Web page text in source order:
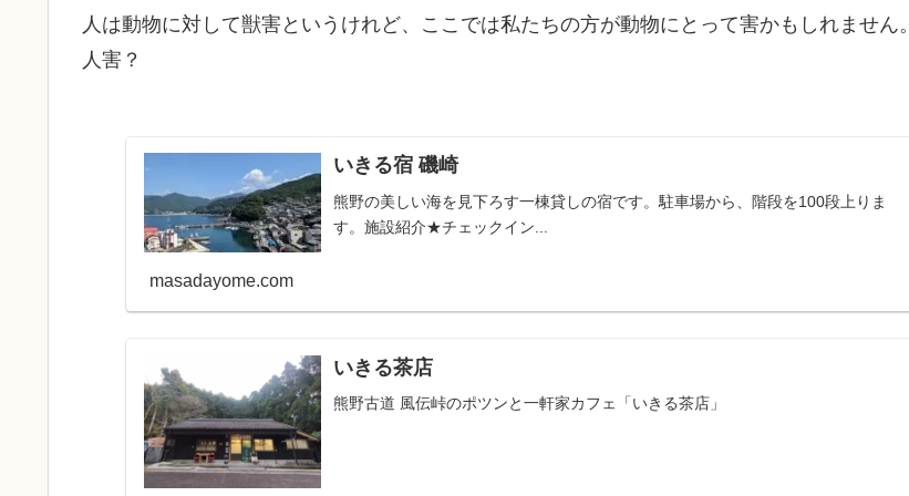
人は動物に対して獣害というけれど、ここでは私たちの方が動物にとって害かもしれません。
人害？
いきる宿 磯崎
熊野の美しい海を見下ろす一棟貸しの宿です。駐車場から、階段を100段上りま
す。施設紹介★チェックイン...
masadayome.com
いきる茶店
熊野古道 風伝峠のポツンと一軒家カフェ「いきる茶店」